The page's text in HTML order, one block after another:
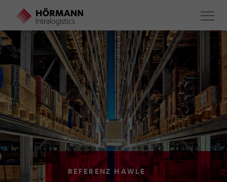
Direkt
Inhalt
REFERENZ HAWLE